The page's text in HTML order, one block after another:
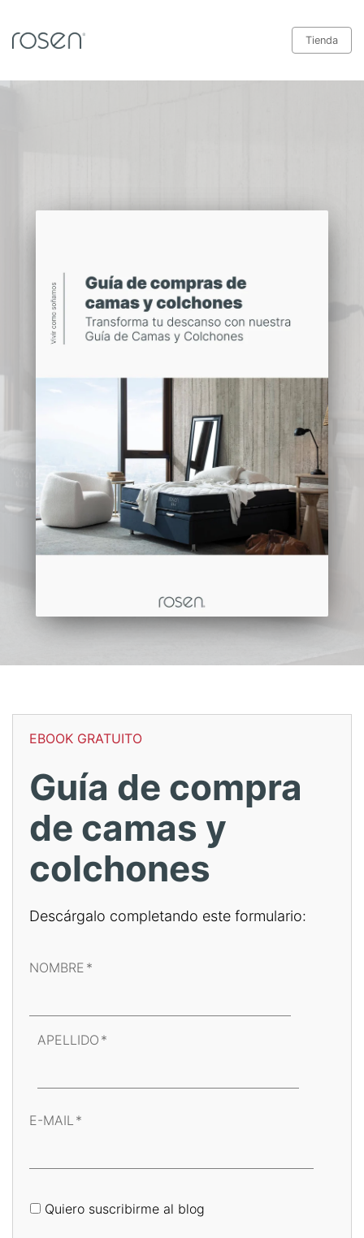
Tienda
EBOOK GRATUITO
Guía de compra
de camas y
colchones
Descárgalo completando este formulario:
NOMBRE *
APELLIDO *
E-MAIL *
Quiero suscribirme al blog